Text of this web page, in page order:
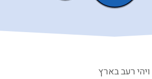
ויהי רעב בארץ